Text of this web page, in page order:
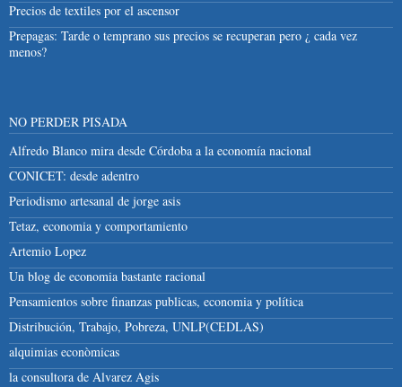
Precios de textiles por el ascensor
Prepagas: Tarde o temprano sus precios se recuperan pero ¿ cada vez
menos?
NO PERDER PISADA
Alfredo Blanco mira desde Córdoba a la economía nacional
CONICET: desde adentro
Periodismo artesanal de jorge asis
Tetaz, economia y comportamiento
Artemio Lopez
Un blog de economia bastante racional
Pensamientos sobre finanzas publicas, economia y política
Distribución, Trabajo, Pobreza, UNLP(CEDLAS)
alquimias econòmicas
la consultora de Alvarez Agis